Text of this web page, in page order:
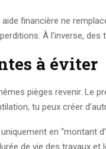
financière ne
À l’inverse,
à éviter
pièges revenir. Le
tu peux créer
en “montant
de vie des travaux et